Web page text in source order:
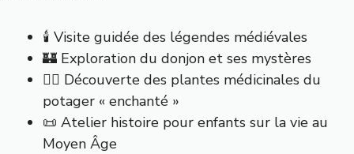
🕯 Visite guidée des légendes médiévales
🏰 Exploration du donjon et ses mystères
🧙‍♀️ Découverte des plantes médicinales du
potager « enchanté »
📜 Atelier histoire pour enfants sur la vie au
Moyen Âge